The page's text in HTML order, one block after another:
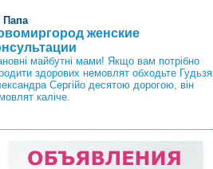
Папа
женские
майбутні мами! Якщо вам потрібно
здорових немовлят обходьте Гудьзя
Сергійо десятою дорогою, він
каліче.